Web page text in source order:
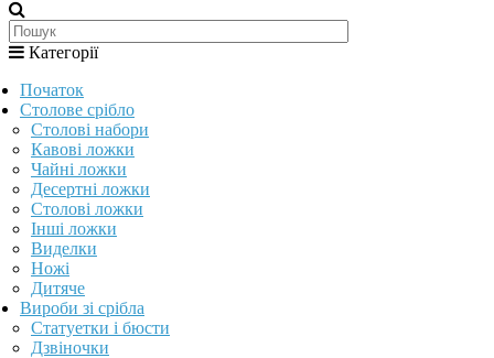
Категорії
Початок
Столове срібло
Столові набори
Кавові ложки
Чайні ложки
Десертні ложки
Столові ложки
Інші ложки
Виделки
Ножі
Дитяче
Вироби зі срібла
Статуетки і бюсти
Дзвіночки